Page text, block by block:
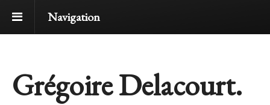
Navigation
Grégoire Delacourt.